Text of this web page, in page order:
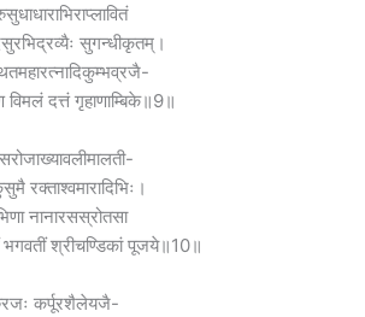
सुगन्धीकृतम्।
विमलं दत्तं गृहाणाम्बिके॥9॥
रक्ताश्वमारादिभिः।
नानारसस्रोतसा
भगवतीं श्रीचण्डिकां पूजये॥10॥
कर्पूरशैलेयजै-